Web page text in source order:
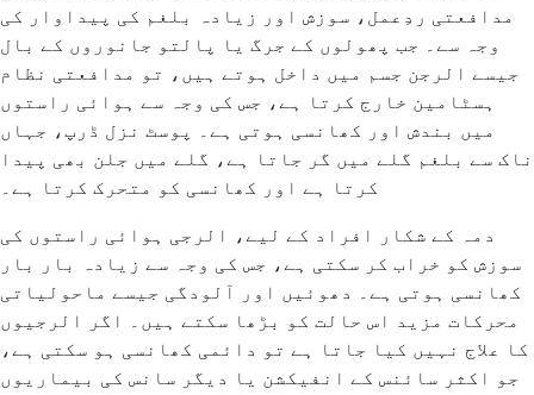
مدافعتی ردِعمل، سوزش اور زیادہ بلغم کی پیداوار کی
وجہ سے۔ جب پھولوں کے جرگ یا پالتو جانوروں کے بال
جیسے الرجن جسم میں داخل ہوتے ہیں، تو مدافعتی نظام
ہسٹامین خارج کرتا ہے، جس کی وجہ سے ہوائی راستوں
میں بندش اور کھانسی ہوتی ہے۔ پوسٹ نزل ڈرپ، جہاں
ناک سے بلغم گلے میں گر جاتا ہے، گلے میں جلن بھی پیدا
کرتا ہے اور کھانسی کو متحرک کرتا ہے۔
دمہ کے شکار افراد کے لیے، الرجی ہوائی راستوں کی
سوزش کو خراب کر سکتی ہے، جس کی وجہ سے زیادہ بار بار
کھانسی ہوتی ہے۔ دھوئیں اور آلودگی جیسے ماحولیاتی
محرکات مزید اس حالت کو بڑھا سکتے ہیں۔ اگر الرجیوں
کا علاج نہیں کیا جاتا ہے تو دائمی کھانسی ہو سکتی ہے،
جو اکثر سائنس کے انفیکشن یا دیگر سانس کی بیماریوں